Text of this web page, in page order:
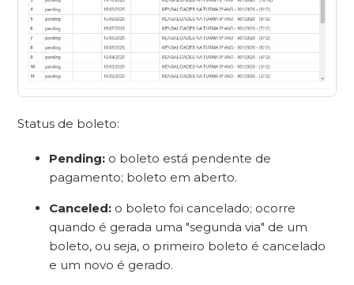
Status de boleto:
Pending: o boleto está pendente de
pagamento; boleto em aberto.
Canceled: o boleto foi cancelado; ocorre
quando é gerada uma "segunda via" de um
boleto, ou seja, o primeiro boleto é cancelado
e um novo é gerado.